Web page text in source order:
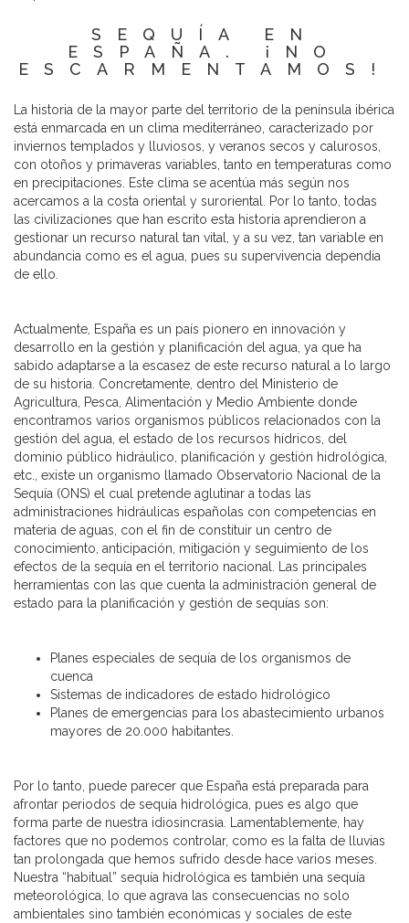
SEQUÍA EN
ESPAÑA. ¡NO
ESCARMENTAMOS!
La historia de la mayor parte del territorio de la península ibérica
está enmarcada en un clima mediterráneo, caracterizado por
inviernos templados y lluviosos, y veranos secos y calurosos,
con otoños y primaveras variables, tanto en temperaturas como
en precipitaciones. Este clima se acentúa más según nos
acercamos a la costa oriental y suroriental. Por lo tanto, todas
las civilizaciones que han escrito esta historia aprendieron a
gestionar un recurso natural tan vital, y a su vez, tan variable en
abundancia como es el agua, pues su supervivencia dependía
de ello.
Actualmente, España es un país pionero en innovación y
desarrollo en la gestión y planificación del agua, ya que ha
sabido adaptarse a la escasez de este recurso natural a lo largo
de su historia. Concretamente, dentro del Ministerio de
Agricultura, Pesca, Alimentación y Medio Ambiente donde
encontramos varios organismos públicos relacionados con la
gestión del agua, el estado de los recursos hídricos, del
dominio público hidráulico, planificación y gestión hidrológica,
etc., existe un organismo llamado Observatorio Nacional de la
Sequía (ONS) el cual pretende aglutinar a todas las
administraciones hidráulicas españolas con competencias en
materia de aguas, con el fin de constituir un centro de
conocimiento, anticipación, mitigación y seguimiento de los
efectos de la sequía en el territorio nacional. Las principales
herramientas con las que cuenta la administración general de
estado para la planificación y gestión de sequías son:
Planes especiales de sequía de los organismos de
cuenca
Sistemas de indicadores de estado hidrológico
Planes de emergencias para los abastecimiento urbanos
mayores de 20.000 habitantes.
Por lo tanto, puede parecer que España está preparada para
afrontar periodos de sequía hidrológica, pues es algo que
forma parte de nuestra idiosincrasia. Lamentablemente, hay
factores que no podemos controlar, como es la falta de lluvias
tan prolongada que hemos sufrido desde hace varios meses.
Nuestra “habitual” sequía hidrológica es también una sequía
meteorológica, lo que agrava las consecuencias no solo
ambientales sino también económicas y sociales de este